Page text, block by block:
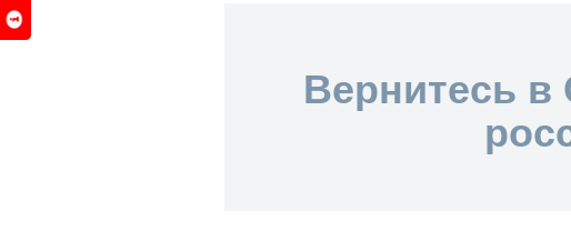
Вернитесь